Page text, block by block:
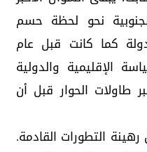
نحو لحظة حسم
كما كانت قبل عام
الإقليمية والدولية
طاولات الحوار قبل أن
التطورات القادمة.